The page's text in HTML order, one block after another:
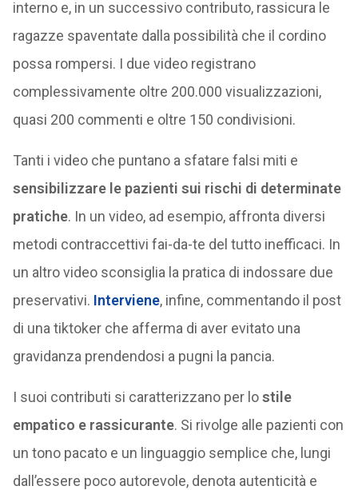
interno e, in un successivo contributo, rassicura le
ragazze spaventate dalla possibilità che il cordino
possa rompersi. I due video registrano
complessivamente oltre 200.000 visualizzazioni,
quasi 200 commenti e oltre 150 condivisioni.
Tanti i video che puntano a sfatare falsi miti e
sensibilizzare le pazienti sui rischi di determinate
pratiche. In un video, ad esempio, affronta diversi
metodi contraccettivi fai-da-te del tutto inefficaci. In
un altro video sconsiglia la pratica di indossare due
preservativi. Interviene, infine, commentando il post
di una tiktoker che afferma di aver evitato una
gravidanza prendendosi a pugni la pancia.
I suoi contributi si caratterizzano per lostile
empatico e rassicurante. Si rivolge alle pazienti con
un tono pacato e un linguaggio semplice che, lungi
dall’essere poco autorevole, denota autenticità e